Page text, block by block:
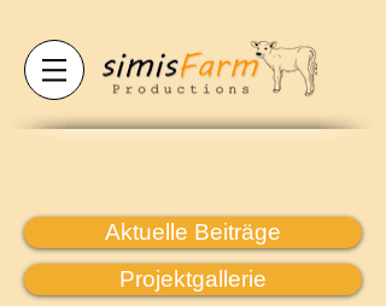
Aktuelle Beiträge
Projektgallerie